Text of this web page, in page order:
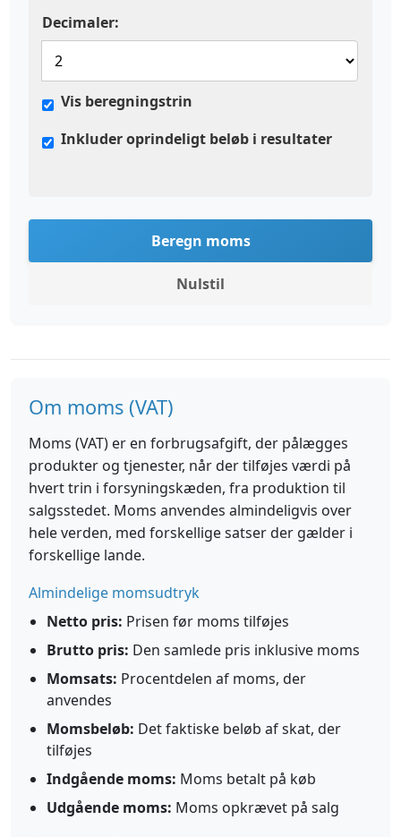
Decimaler:
Vis beregningstrin
Inkluder oprindeligt beløb i resultater
Beregn moms
Nulstil
Om moms (VAT)
Moms (VAT) er en forbrugsafgift, der pålægges
produkter og tjenester, når der tilføjes værdi på
hvert trin i forsyningskæden, fra produktion til
salgsstedet. Moms anvendes almindeligvis over
hele verden, med forskellige satser der gælder i
forskellige lande.
Almindelige momsudtryk
Netto pris: Prisen før moms tilføjes
Brutto pris: Den samlede pris inklusive moms
Momsats: Procentdelen af moms, der
anvendes
Momsbeløb: Det faktiske beløb af skat, der
tilføjes
Indgående moms: Moms betalt på køb
Udgående moms: Moms opkrævet på salg